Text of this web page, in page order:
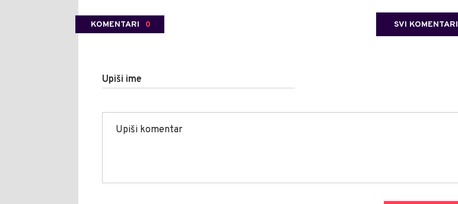
KOMENTARI 0 SVI KOMENTARI
Upiši ime